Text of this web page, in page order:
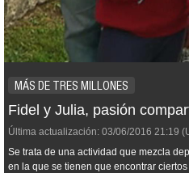
MÁS DE TRES MILLONES
Fidel y Julia, pasión
Última actualización: 03/06/2016 21:19
Se trata de una actividad que mezcla
en la que se tienen que encontrar